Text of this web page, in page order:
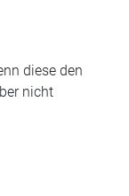
diese den
nicht